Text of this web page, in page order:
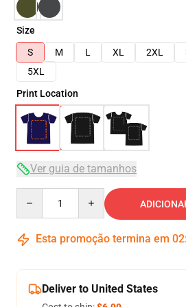
Size
S
M L XL 2XL
5XL
Print Location
Ver guia de tamanhos
Esta promoção termina em 02:
Deliver to United States